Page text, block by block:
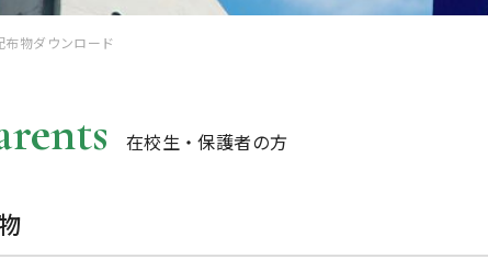
物ダウンロード
在校生・保護者の方